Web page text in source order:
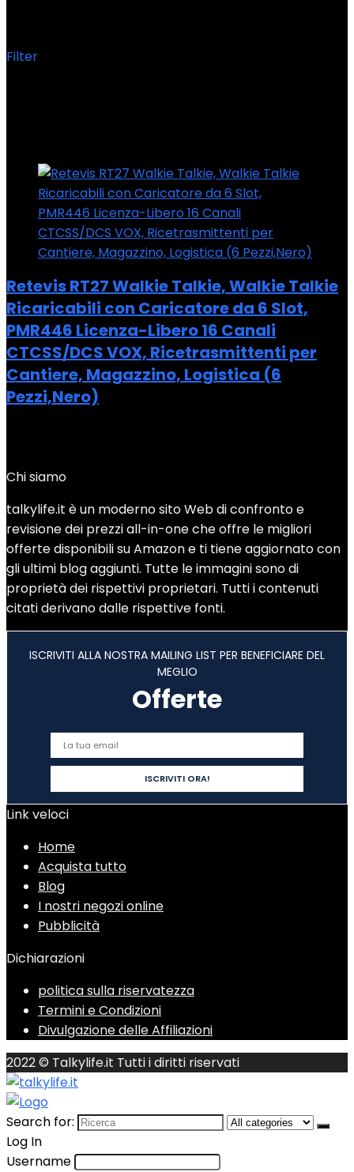
Filter
Retevis RT27 Walkie Talkie, Walkie Talkie
Ricaricabili con Caricatore da 6 Slot,
PMR446 Licenza-Libero 16 Canali
CTCSS/DCS VOX, Ricetrasmittenti per
Cantiere, Magazzino, Logistica (6
Pezzi,Nero)
Chi siamo
talkylife.it è un moderno sito Web di confronto e
revisione dei prezzi all-in-one che offre le migliori
offerte disponibili su Amazon e ti tiene aggiornato con
gli ultimi blog aggiunti. Tutte le immagini sono di
proprietà dei rispettivi proprietari. Tutti i contenuti
citati derivano dalle rispettive fonti.
ISCRIVITI ALLA NOSTRA MAILING LIST PER BENEFICIARE DEL
MEGLIO
Offerte
Link veloci
Home
Acquista tutto
Blog
I nostri negozi online
Pubblicità
Dichiarazioni
politica sulla riservatezza
Termini e Condizioni
Divulgazione delle Affiliazioni
2022 © Talkylife.it Tutti i diritti riservati
Search for:
Log In
Username